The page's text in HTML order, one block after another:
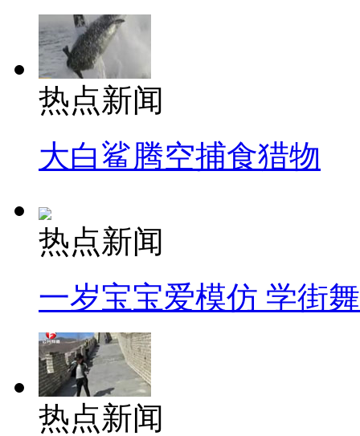
热点新闻
大白鲨腾空捕食猎物
热点新闻
一岁宝宝爱模仿 学街
热点新闻